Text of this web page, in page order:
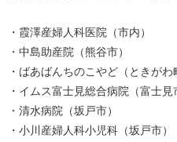
・霞澤産婦人科医院（市内）
・中島助産院（熊谷市）
・ばあばんちのこやど（ときがわ
・イムス富士見総合病院（富士見
・清水病院（坂戸市）
・小川産婦人科小児科（坂戸市）